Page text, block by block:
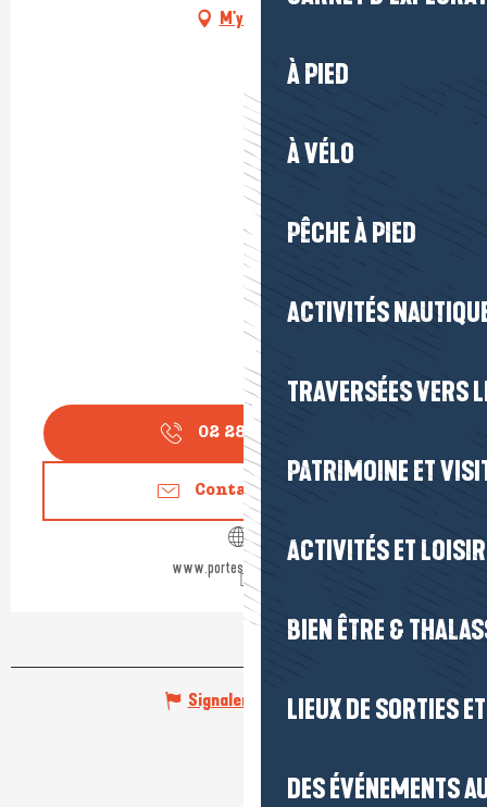
À PIED
À VÉLO
PÊCHE À PIED
ACTIVITÉS
TRAVERSÉES VERS
PATRIMOINE ET
ACTIVITÉS ET
BIEN ÊTRE &
LIEUX DE SORTIES
DES ÉVÉNEMENTS
M'y rendre
02 28 55 05
Contactez-nous
www.portesaintmichel.fr
Signaler une erreur